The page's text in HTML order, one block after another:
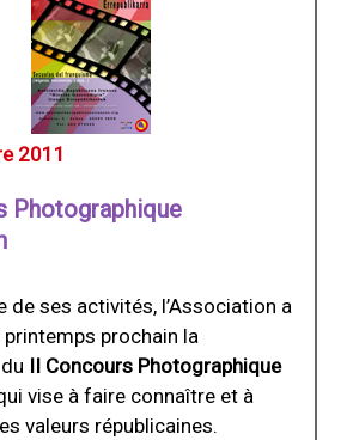
2011
Photographique
de ses activités, l’Association a
printemps prochain la
II Concours Photographique
vise à faire connaître et à
valeurs républicaines.